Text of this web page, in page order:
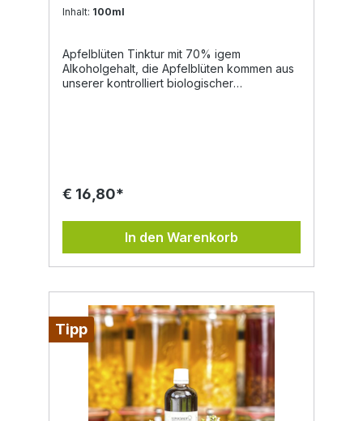
Inhalt: 100ml
Apfelblüten Tinktur mit 70% igem
Alkoholgehalt, die Apfelblüten kommen aus
unserer kontrolliert biologischer
Apfelblüten aus unserer kontrolliert
€ 16,80*
In den Warenkorb
Tipp